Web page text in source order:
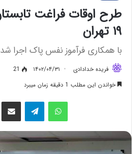
۱۹ تهران
با همکاری فرآموز نفس پاک اجرا شد
فریده خدادادی ۱۴۰۲/۰۴/۳۱
21
خواندن این مطلب 1 دقیقه زمان میبرد
واتس آپ